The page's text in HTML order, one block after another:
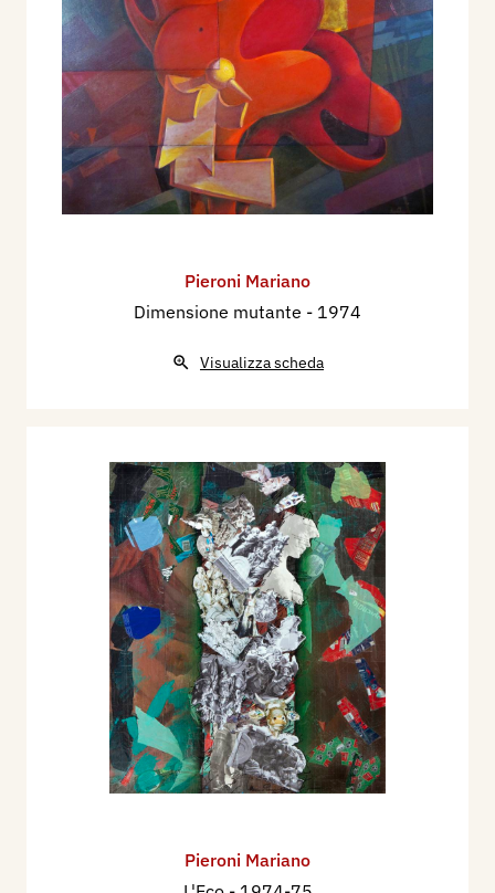
Pieroni Mariano
Dimensione mutante - 1974
Visualizza scheda
Pieroni Mariano